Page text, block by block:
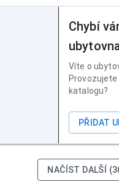
Chybí
Víte o
katalogu?
PŘIDAT
NAČÍST DALŠÍ